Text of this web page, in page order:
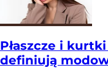
Płaszcze i
definiują